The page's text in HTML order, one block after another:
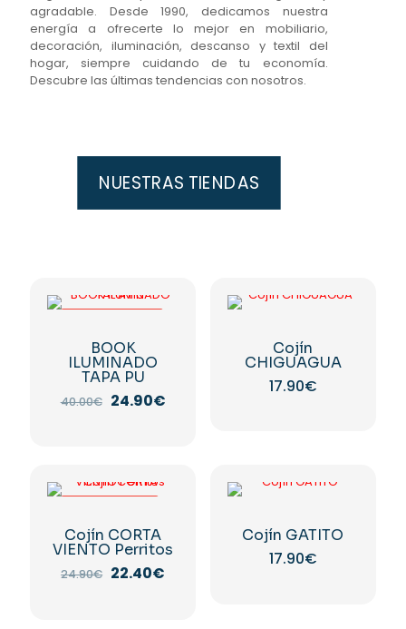
agradable. Desde 1990, dedicamos nuestra
energía a ofrecerte lo mejor en mobiliario,
decoración, iluminación, descanso y textil del
hogar, siempre cuidando de tu economía.
Descubre las últimas tendencias con nosotros.
NUESTRAS TIENDAS
BOOK
ILUMINADO
TAPA PU
40.00€ El
24.90€El
Cojín
CHIGUAGUA
17.90€
Cojín CORTA
VIENTO Perritos
24.90€ El
22.40€
Cojín GATITO
17.90€